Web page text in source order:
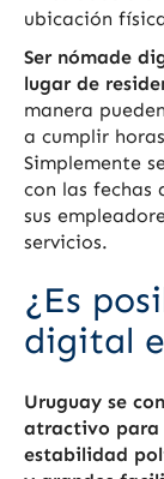
ubicación
Ser nómade
lugar de
manera
a cumplir
Simplemente
con las
sus
servicios.
¿Es
digital
Uruguay se
atractivo para
estabilidad